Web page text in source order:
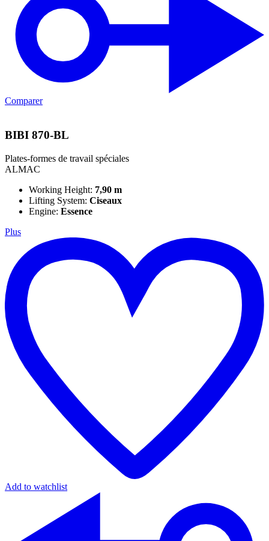
Comparer
BIBI 870-BL
Plates-formes de travail spéciales
ALMAC
Working Height: 7,90 m
Lifting System: Ciseaux
Engine: Essence
Plus
Add to watchlist